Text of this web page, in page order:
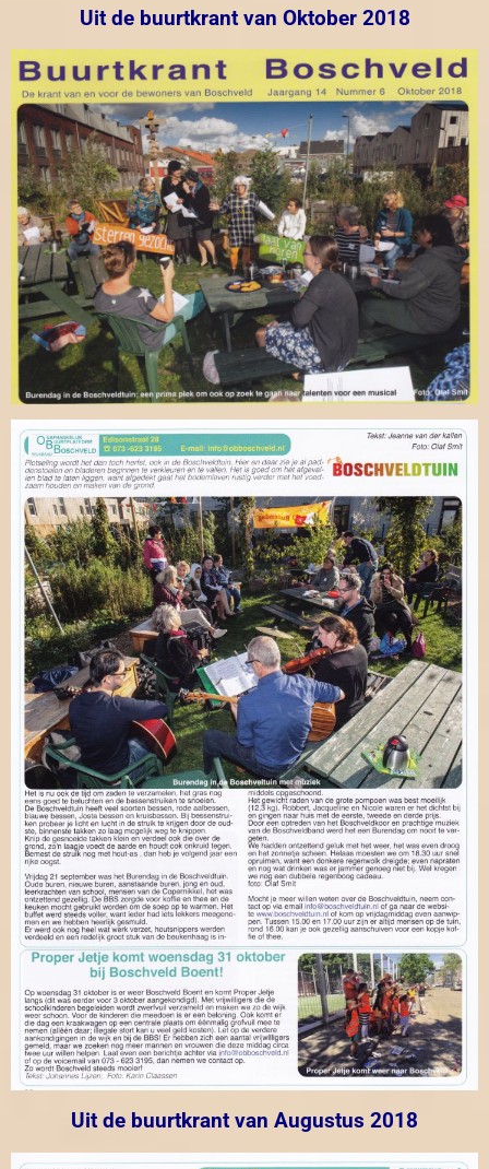
Uit de buurtkrant van Oktober 2018
Uit de buurtkrant van Augustus 2018